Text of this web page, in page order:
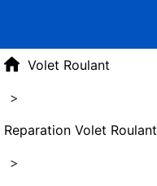
Volet Roulant
>
Reparation Volet Roulant
>